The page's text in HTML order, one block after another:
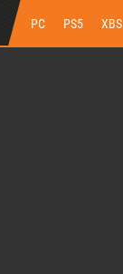
PC PS5 XBS